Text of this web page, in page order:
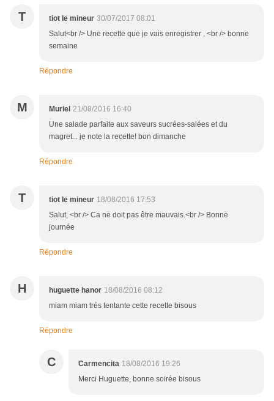
T tiot le mineur 30/07/2017 08:01
Salut<br /> Une recette que je vais enregistrer , <br /> bonne
semaine
Répondre
M Muriel 21/08/2016 16:40
Une salade parfaite aux saveurs sucrées-salées et du
magret... je note la recette! bon dimanche
Répondre
T tiot le mineur 18/08/2016 17:53
Salut, <br /> Ca ne doit pas être mauvais.<br /> Bonne
journée
Répondre
H huguette hanor 18/08/2016 08:12
miam miam trés tentante cette recette bisous
Répondre
C Carmencita 18/08/2016 19:26
Merci Huguette, bonne soirée bisous